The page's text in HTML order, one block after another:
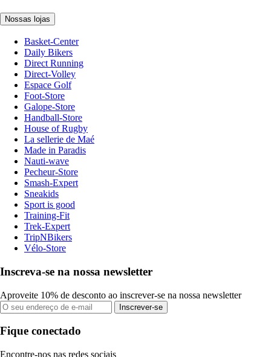
Nossas lojas
Basket-Center
Daily Bikers
Direct Running
Direct-Volley
Espace Golf
Foot-Store
Galope-Store
Handball-Store
House of Rugby
La sellerie de Maé
Made in Paradis
Nauti-wave
Pecheur-Store
Smash-Expert
Sneakids
Sport is good
Training-Fit
Trek-Expert
TripNBikers
Vélo-Store
Inscreva-se na nossa newsletter
Aproveite 10% de desconto ao inscrever-se na nossa newsletter
Inscrever-se
Fique conectado
Encontre-nos nas redes sociais